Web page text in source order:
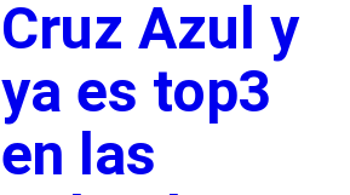
Cruz Azul y
ya es top3
en las